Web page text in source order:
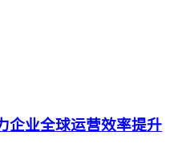
企业全球运营效率提升